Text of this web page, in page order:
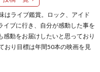
はライブ鑑賞。ロック、アイド
イブに行き、自分が感動した事を
動をお届けしたいと思っており
おり目標は年間50本の映画を見